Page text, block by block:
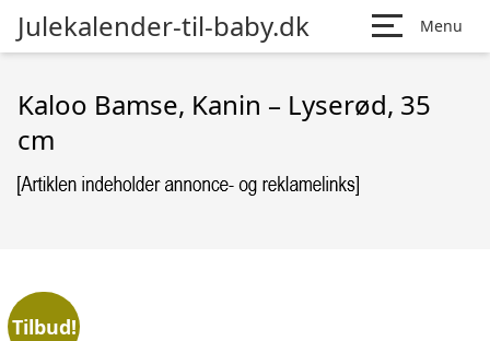
Julekalender-til-baby.dk Menu
Kaloo Bamse, Kanin – Lyserød, 35
cm
Tilbud!